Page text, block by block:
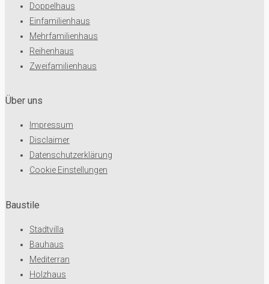
Doppelhaus
Einfamilienhaus
Mehrfamilienhaus
Reihenhaus
Zweifamilienhaus
Baustile
Stadtvilla
Bauhaus
Mediterran
Holzhaus
Über uns
Impressum
Disclaimer
Datenschutzerklärung
Cookie Einstellungen